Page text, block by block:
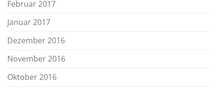
Februar 2017
Januar 2017
Dezember 2016
November 2016
Oktober 2016